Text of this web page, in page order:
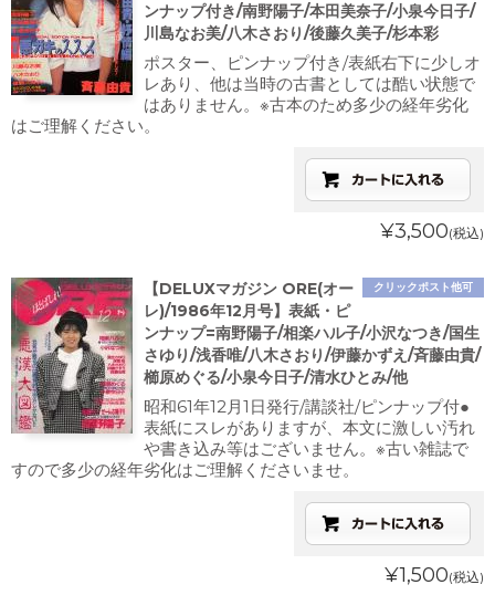
ンナップ付き/南野陽子/本田美奈子/小泉今日子/
川島なお美/八木さおり/後藤久美子/杉本彩
ポスター、ピンナップ付き/表紙右下に少しオ
レあり、他は当時の古書としては酷い状態で
はありません。※古本のため多少の経年劣化
はご理解ください。
¥3,500(税込)
クリックポスト他可
【DELUXマガジン ORE(オー
レ)/1986年12月号】表紙・ピ
ンナップ=南野陽子/相楽ハル子/小沢なつき/国生
さゆり/浅香唯/八木さおり/伊藤かずえ/斉藤由貴/
櫛原めぐる/小泉今日子/清水ひとみ/他
昭和61年12月1日発行/講談社/ピンナップ付●
表紙にスレがありますが、本文に激しい汚れ
や書き込み等はございません。※古い雑誌で
すので多少の経年劣化はご理解くださいませ。
¥1,500(税込)